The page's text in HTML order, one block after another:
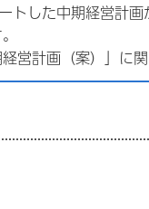
トした中期経営計
営計画（案）」に